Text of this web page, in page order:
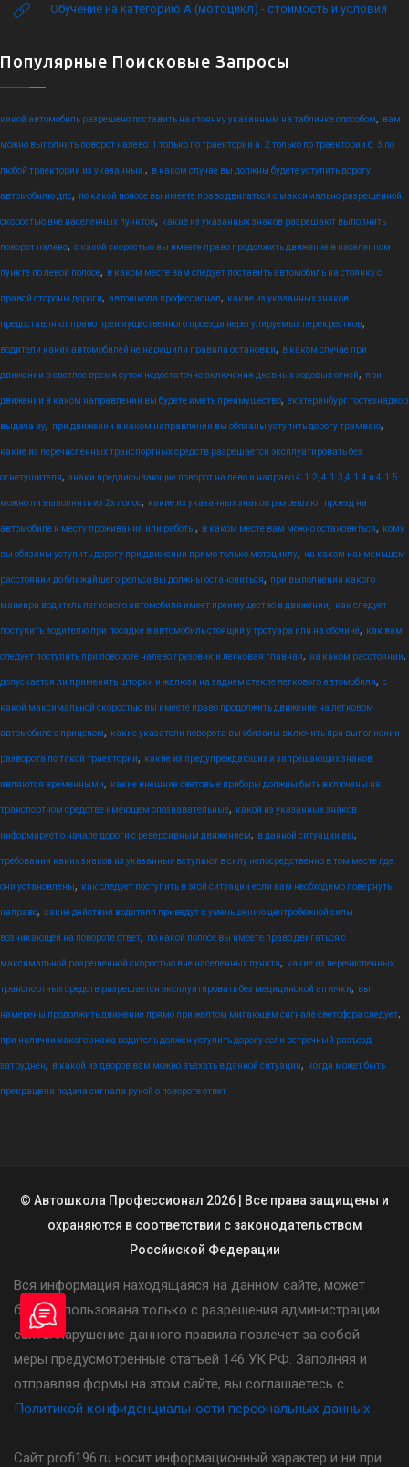
Обучение на категорию А (мотоцикл) - стоимость и условия
Популярные Поисковые Запросы
какой автомобиль разрешено поставить на стоянку указанным на табличке способом, вам
можно выполнить поворот налево: 1 только по траектории а. 2 только по траектории б. 3 по
любой траектории из указанных. , в каком случае вы должны будете уступить дорогу
автомобилю дпс, по какой полосе вы имеете право двигаться с максимально разрешенной
скоростью вне населенных пунктов, какие из указанных знаков разрешают выполнить
поворот налево, с какой скоростью вы имеете право продолжить движение в населенном
пункте по левой полосе, в каком месте вам следует поставить автомобиль на стоянку с
правой стороны дороги, автошкола профессионал, какие из указанных знаков
предоставляют право преимущественного проезда нерегулируемых перекрестков,
водители каких автомобилей не нарушили правила остановки, в каком случае при
движении в светлое время суток недостаточно включения дневных ходовых огней, при
движении в каком направлении вы будете иметь преимущество, екатеринбург гостехнадзор
выдача ву, при движении в каком направлении вы обязаны уступить дорогу трамваю,
какие из перечисленных транспортных средств разрешается эксплуатировать без
огнетушителя, знаки предписывающие поворот на лево и направо 4.1.2, 4.1.3,4.1.4 и 4.1.5
можно ли выполнять из 2х полос, какие из указанных знаков разрешают проезд на
автомобиле к месту проживания или работы, в каком месте вам можно остановиться, кому
вы обязаны уступить дорогу при движении прямо только мотоциклу, на каком наименьшем
расстоянии до ближайшего рельса вы должны остановиться, при выполнении какого
маневра водитель легкового автомобиля имеет преимущество в движении, как следует
поступить водителю при посадке в автомобиль стоящий у тротуара или на обочине, как вам
следует поступить при повороте налево грузовик и легковая главная, на каком расстоянии,
допускается ли применять шторки и жалюзи на заднем стекле легкового автомобиля, с
какой максимальной скоростью вы имеете право продолжить движение на легковом
автомобиле с прицепом, какие указатели поворота вы обязаны включить при выполнении
разворота по такой траектории, какие из предупреждающих и запрещающих знаков
являются временными, какие внешние световые приборы должны быть включены на
транспортном средстве имеющем опознавательные, какой из указанных знаков
информирует о начале дороги с реверсивным движением, в данной ситуации вы,
требования каких знаков из указанных вступают в силу непосредственно в том месте где
они установлены, как следует поступить в этой ситуации если вам необходимо повернуть
направо, какие действия водителя приведут к уменьшению центробежной силы
возникающей на повороте ответ, по какой полосе вы имеете право двигаться с
максимальной разрешенной скоростью вне населенных пункта, какие из перечисленных
транспортных средств разрешается эксплуатировать без медицинской аптечки, вы
намерены продолжить движение прямо при желтом мигающем сигнале светофора следует,
при наличии какого знака водитель должен уступить дорогу если встречный разъезд
затруднен, в какой из дворов вам можно въехать в данной ситуации, когда может быть
прекращена подача сигнала рукой о повороте ответ
© Автошкола Профессионал 2026 | Все права защищены и
охраняются в соответствии с законодательством
Россйиской Федерации
Вся информация находящаяся на данном сайте, может
быть использована только с разрешения администрации
сайта. Нарушение данного правила повлечет за собой
меры предусмотренные статьей 146 УК РФ. Заполняя и
отправляя формы на этом сайте, вы соглашаетесь с
Политикой конфиденциальности персональных данных
Сайт profi196.ru носит информационный характер и ни при